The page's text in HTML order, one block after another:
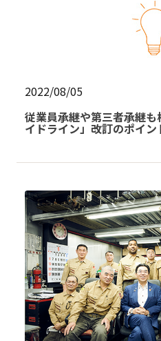
2022/08/05
従業員承継や第三者承継
イドライン」改訂のポイ